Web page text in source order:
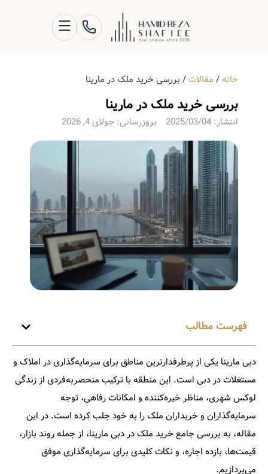
خانه / مقالات/ بررسی خرید ملک در مارینا
بررسی خرید ملک در مارینا
انتشار: 2025/03/04 بروزرسانی: جولای 4, 2026
فهرست مطالب
دبی مارینا یکی از پرطرفدارترین مناطق برای سرمایه‌گذاری در املاک و
مستغلات در دبی است. این منطقه با ترکیب منحصربه‌فردی از زندگی
لوکس شهری، مناظر خیره‌کننده و امکانات رفاهی، توجه
سرمایه‌گذاران و خریداران ملک را به خود جلب کرده است. در این
مقاله، به بررسی جامع خرید ملک در دبی مارینا، از جمله روند بازار،
قیمت‌ها، بازده اجاره، و نکات کلیدی برای سرمایه‌گذاری موفق
می‌پردازیم.​